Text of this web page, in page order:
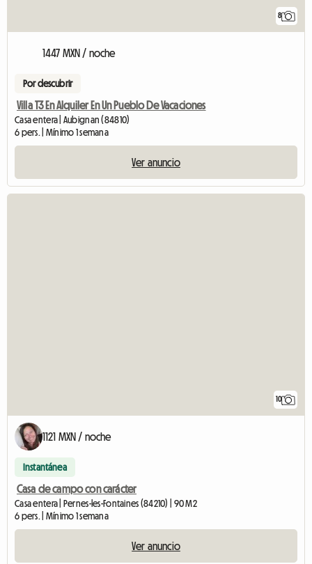
8
1447 MXN / noche
Por descubrir
Villa T3 En Alquiler En Un Pueblo De Vacaciones
Casa entera | Aubignan (84810)
6 pers. | Mínimo 1 semana
Ver anuncio
10
1121 MXN / noche
Instantánea
Casa de campo con carácter
Casa entera | Pernes-les-Fontaines (84210) | 90 M2
6 pers. | Mínimo 1 semana
Ver anuncio